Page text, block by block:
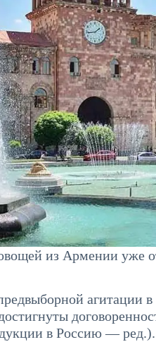
из Армении уже
агитации
в Россию — ред.).